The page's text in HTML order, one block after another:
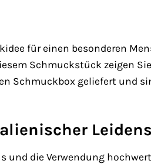
für einen besonderen
Schmuckstück zeigen
Schmuckbox geliefert und
und die Verwendung